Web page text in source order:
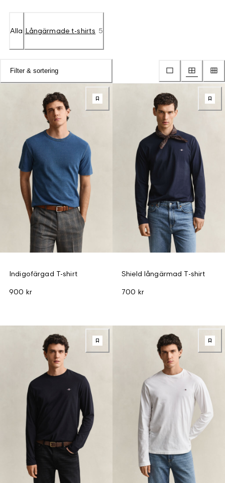
Alla Långärmade t-shirts 5
Filter & sortering
Indigofärgad T-shirt
900 kr
Shield långärmad T-shirt
700 kr